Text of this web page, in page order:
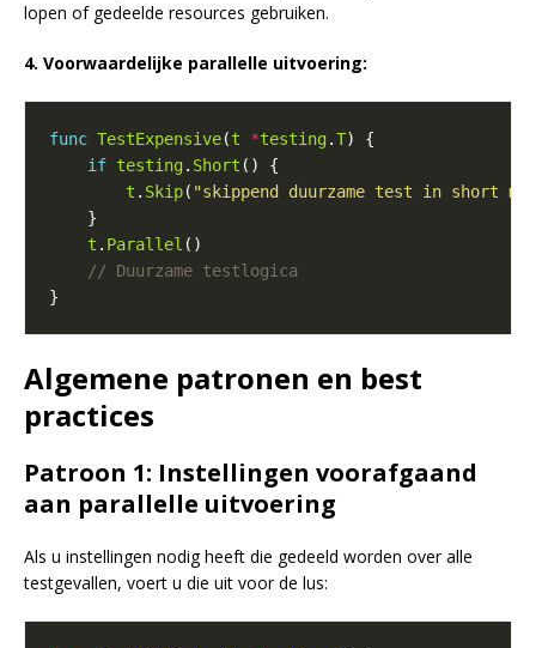
lopen of gedeelde resources gebruiken.
4. Voorwaardelijke parallelle uitvoering:
func TestExpensive(t *testing.T
if testing. Short
t . Skip( "skippend duurzame test in short
t . Parallel
Algemene patronen en best
practices
Patroon 1: Instellingen voorafgaand
aan parallelle uitvoering
Als u instellingen nodig heeft die gedeeld worden over alle
testgevallen, voert u die uit voor de lus: